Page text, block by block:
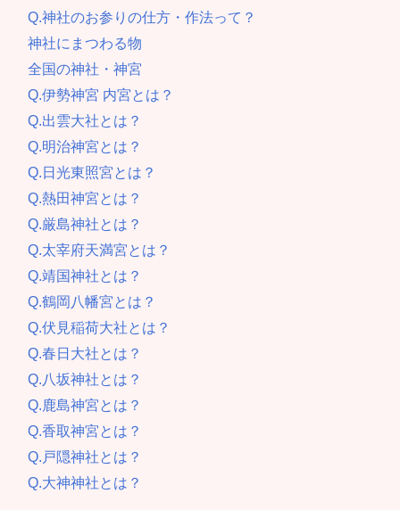
Q.神社のお参りの仕方・作法って？
神社にまつわる物
全国の神社・神宮
Q.伊勢神宮 内宮とは？
Q.出雲大社とは？
Q.明治神宮とは？
Q.日光東照宮とは？
Q.熱田神宮とは？
Q.厳島神社とは？
Q.太宰府天満宮とは？
Q.靖国神社とは？
Q.鶴岡八幡宮とは？
Q.伏見稲荷大社とは？
Q.春日大社とは？
Q.八坂神社とは？
Q.鹿島神宮とは？
Q.香取神宮とは？
Q.戸隠神社とは？
Q.大神神社とは？